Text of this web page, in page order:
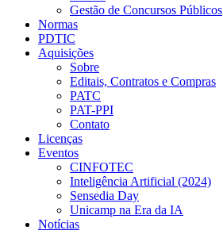
Gestão de Concursos Públicos
Normas
PDTIC
Aquisições
Sobre
Editais, Contratos e Compras
PATC
PAT-PPI
Contato
Licenças
Eventos
CINFOTEC
Inteligência Artificial (2024)
Sensedia Day
Unicamp na Era da IA
Notícias